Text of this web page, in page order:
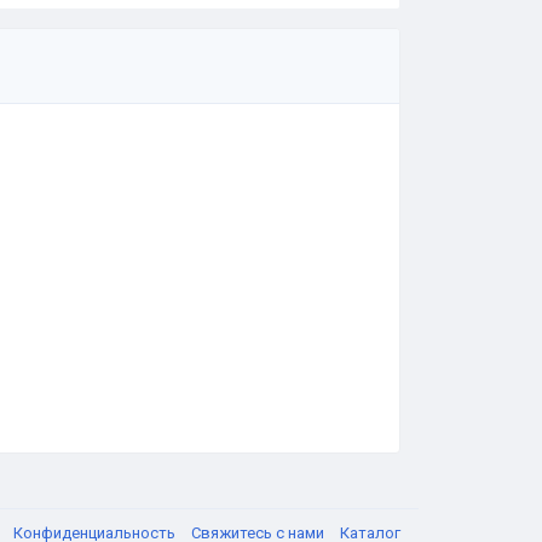
Конфиденциальность Свяжитесь с нами Каталог